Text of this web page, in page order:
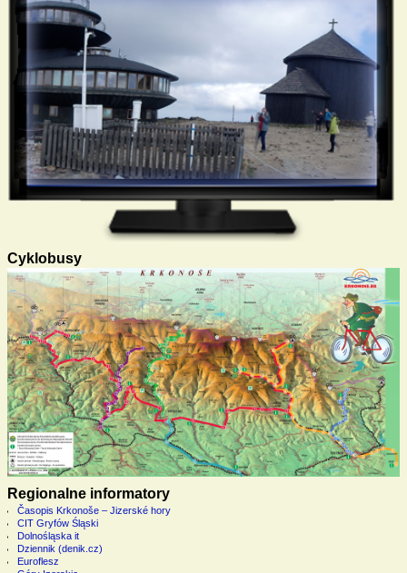
Cyklobusy
Regionalne informatory
Časopis Krkonoše – Jizerské hory
CIT Gryfów Śląski
Dolnośląska it
Dziennik (denik.cz)
Euroflesz